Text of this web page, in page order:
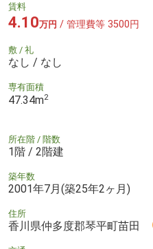
賃料
4.10万円 / 管理費等 3500円
敷 / 礼
なし / なし
専有面積
47.34m2
所在階 / 階数
1階 / 2階建
築年数
2001年7月(築25年2ヶ月)
住所
香川県仲多度郡琴平町苗田